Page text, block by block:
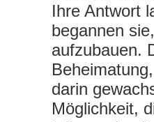
Ihre Antwort
begannen
aufzubauen.
darin
Möglichkeit,